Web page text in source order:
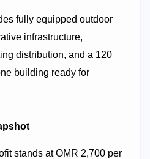
fully equipped outdoor
infrastructure,
distribution, and a 120
building ready for
stands at OMR 2,700 per